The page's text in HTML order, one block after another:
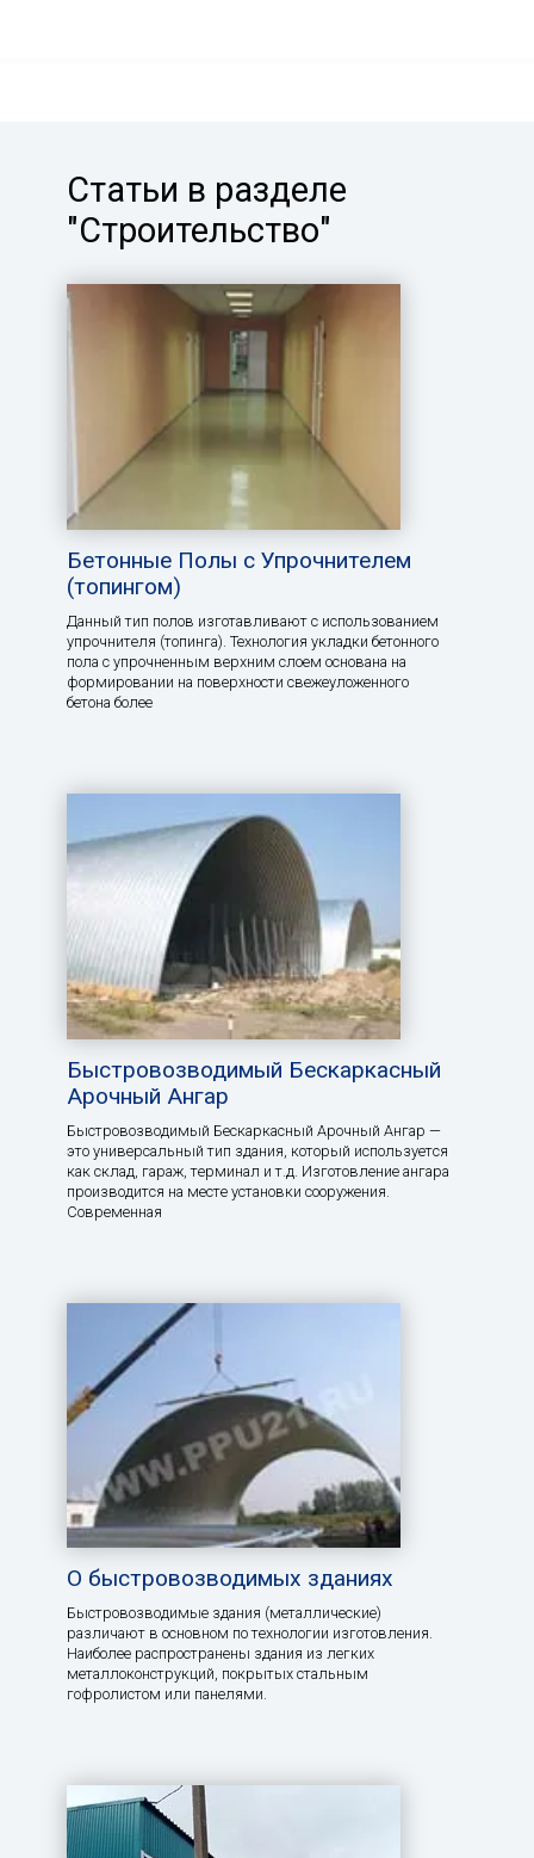
Статьи в разделе
"Строительство"
Бетонные Полы с Упрочнителем
(топингом)
Данный тип полов изготавливают с использованием
упрочнителя (топинга). Технология укладки бетонного
пола с упрочненным верхним слоем основана на
формировании на поверхности свежеуложенного
бетона более
Быстровозводимый Бескаркасный
Арочный Ангар
Быстровозводимый Бескаркасный Арочный Ангар —
это универсальный тип здания, который используется
как склад, гараж, терминал и т.д. Изготовление ангара
производится на месте установки сооружения.
Современная
О быстровозводимых зданиях
Быстровозводимые здания (металлические)
различают в основном по технологии изготовления.
Наиболее распространены здания из легких
металлоконструкций, покрытых стальным
гофролистом или панелями.